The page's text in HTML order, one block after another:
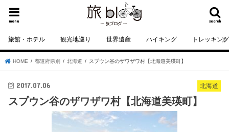
search
menu
旅館・ホテル 観光地巡り 世界遺産 ハイキング トレッキング
HOME 都道府県別 北海道 スプウン谷のザワザワ村【北海道美瑛町】
北海道
2017.07.06
スプウン谷のザワザワ村【北海道美瑛町】